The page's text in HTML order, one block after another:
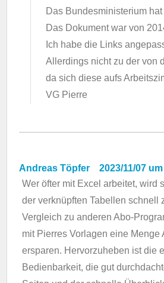
Das Bundesministerium
Das Dokument war von
Ich habe die Links
Allerdings nicht zu der von
da sich diese aufs
VG Pierre
Andreas Töpfer
2023/11/07
Wer öfter mit Excel arbeitet, wird
der verknüpften Tabellen schnell
Vergleich zu anderen Abo-
mit Pierres Vorlagen eine Menge
ersparen. Hervorzuheben ist die
Bedienbarkeit, die gut